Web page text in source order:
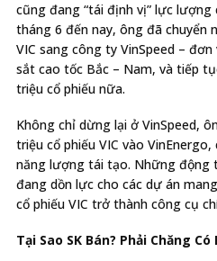
cũng đang “tái định vị” lực
tháng 6 đến nay, ông đã chuyển
VIC sang công ty VinSpeed –
sắt cao tốc Bắc – Nam, và tiếp
triệu cổ phiếu nữa.
Không chỉ dừng lại ở VinSpeed,
triệu cổ phiếu VIC vào
năng lượng tái tạo. Những động
đang dồn lực cho các dự án
cổ phiếu VIC trở thành công cụ
Tại Sao SK Bán? Phải Chăng Có